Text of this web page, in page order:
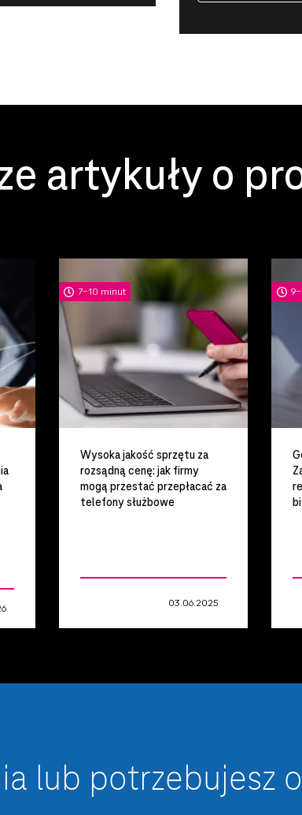
artykuły o
7-10 minut
Wysoka jakość sprzętu za
rozsądną cenę: jak firmy
mogą przestać przepłacać za
telefony służbowe
03.06.2025
9-
lub potrzebujesz